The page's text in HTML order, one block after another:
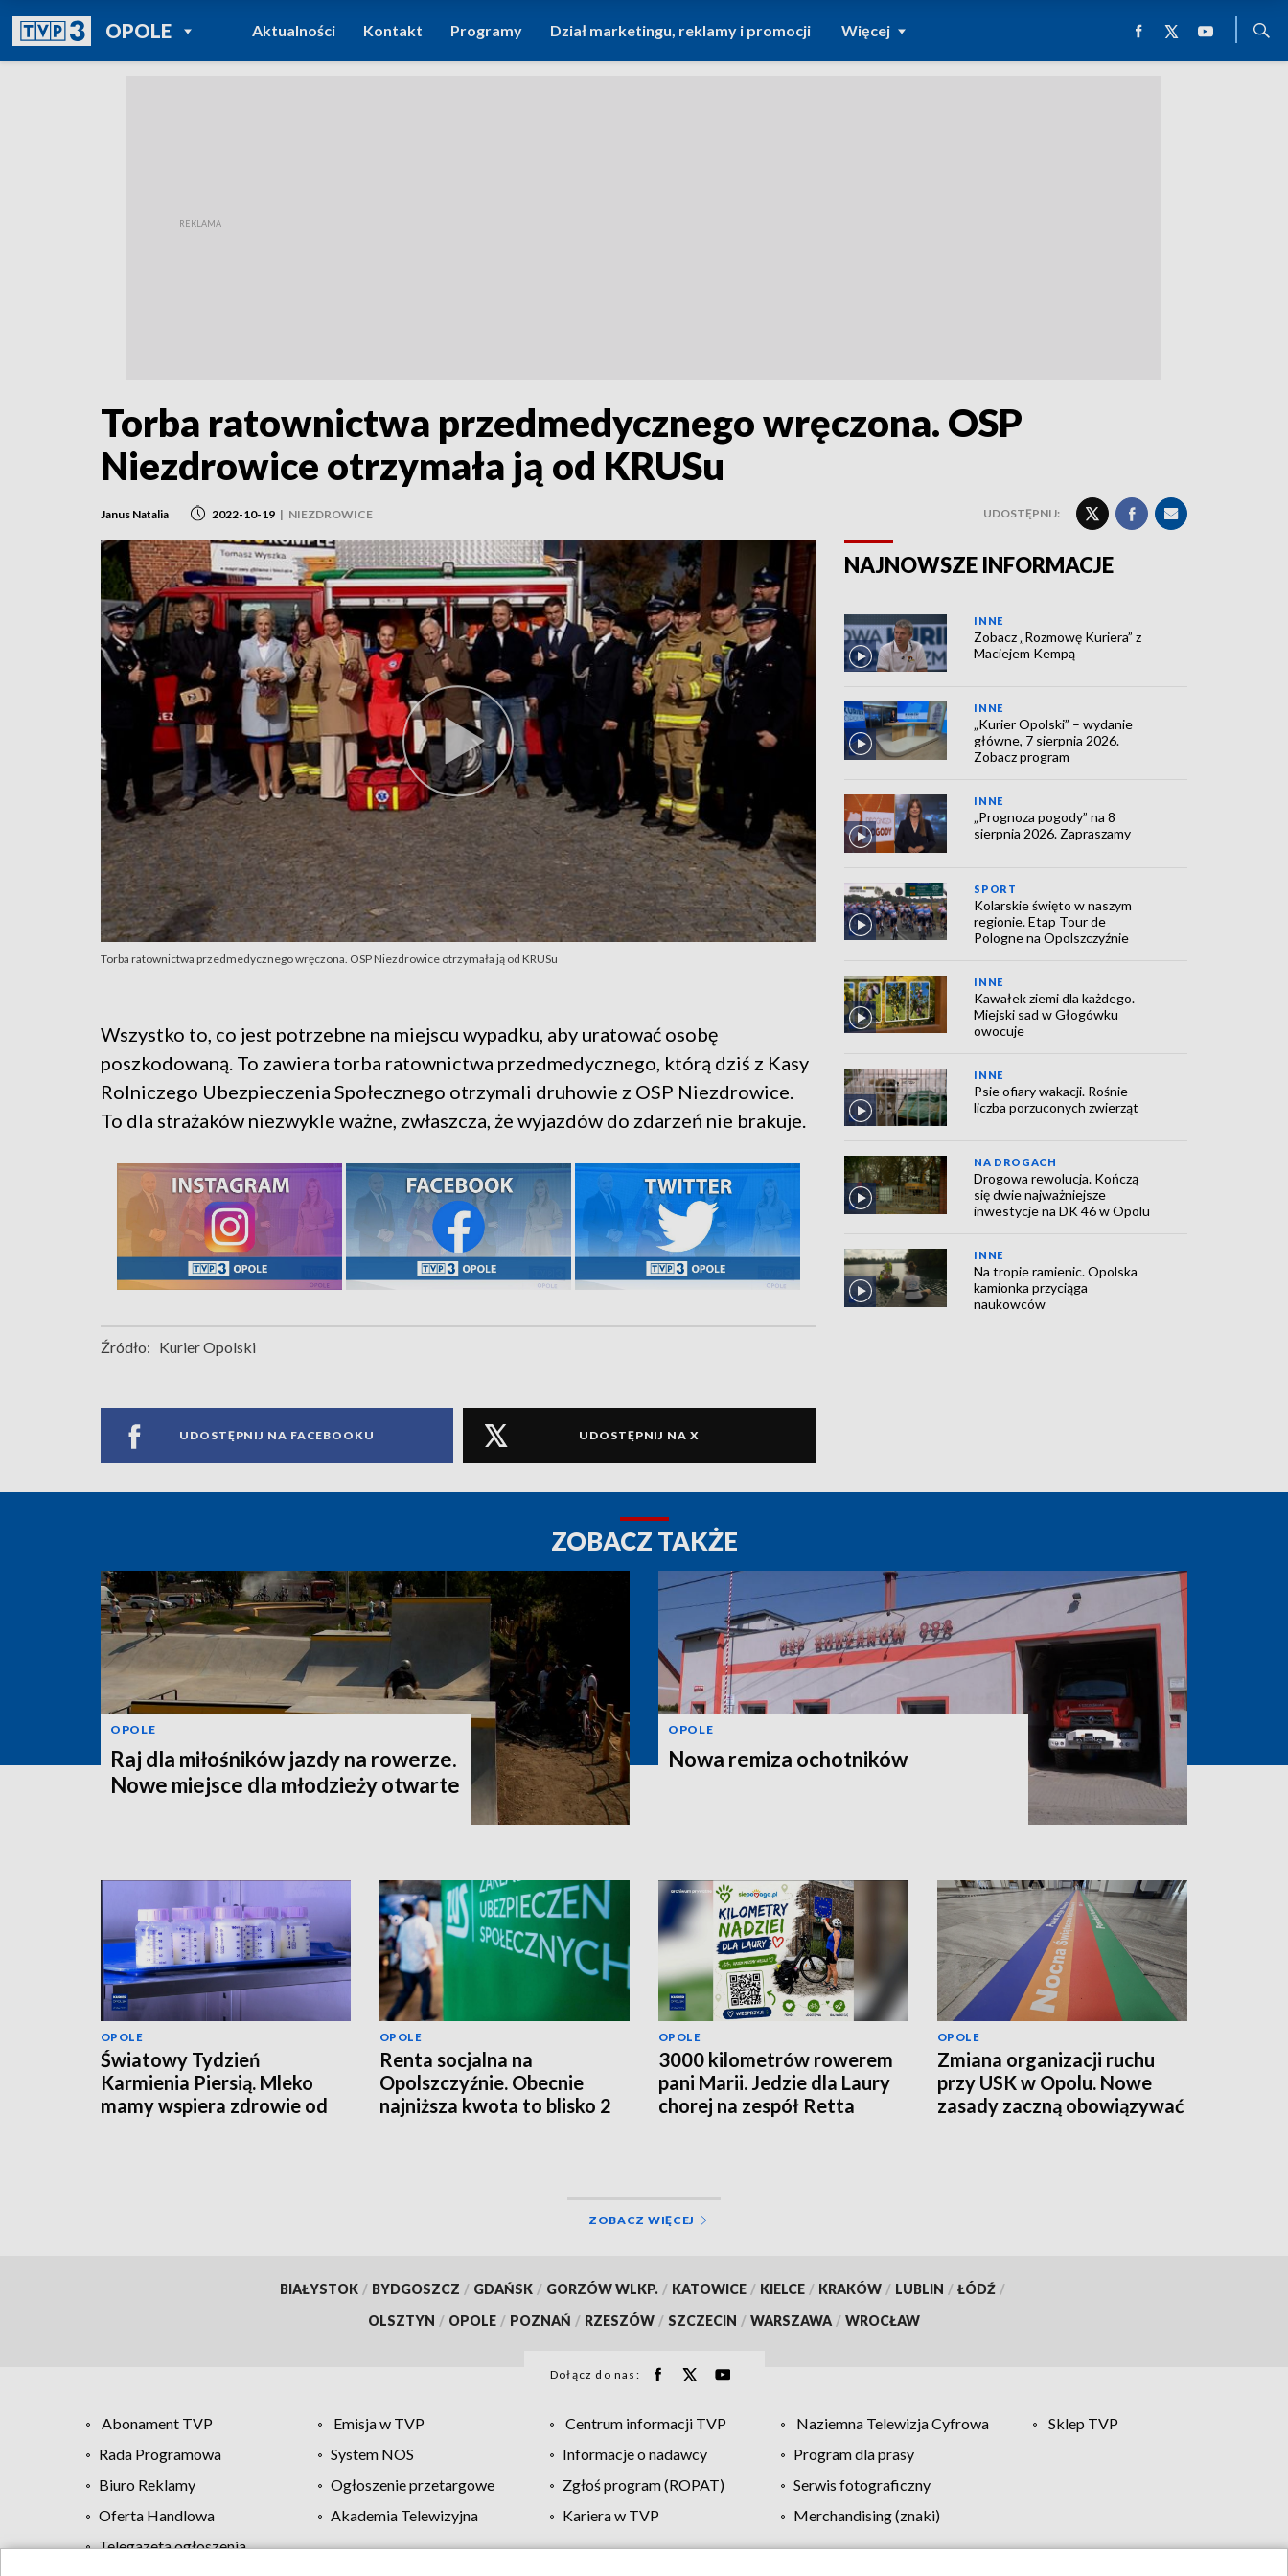
OPOLEPOWRÓT DO
TVP REGIONY
Aktualności Kontakt Programy Dział marketingu, reklamy i promocji Więcej
Torba ratownictwa przedmedycznego wręczona. OSP
Niezdrowice otrzymała ją od KRUSu
Janus Natalia 2022-10-19 | NIEZDROWICE UDOSTĘPNIJ:
Torba ratownictwa przedmedycznego wręczona. OSP Niezdrowice otrzymała ją od KRUSu
Wszystko to, co jest potrzebne na miejscu wypadku, aby uratować osobę
poszkodowaną. To zawiera torba ratownictwa przedmedycznego, którą dziś z Kasy
Rolniczego Ubezpieczenia Społecznego otrzymali druhowie z OSP Niezdrowice.
To dla strażaków niezwykle ważne, zwłaszcza, że wyjazdów do zdarzeń nie brakuje.
Źródło: Kurier Opolski
UDOSTĘPNIJ NA FACEBOOKU UDOSTĘPNIJ NA X
NAJNOWSZE INFORMACJE
INNE
Zobacz „Rozmowę Kuriera” z
Maciejem Kempą
INNE
„Kurier Opolski” – wydanie
główne, 7 sierpnia 2026.
Zobacz program
INNE
„Prognoza pogody” na 8
sierpnia 2026. Zapraszamy
SPORT
Kolarskie święto w naszym
regionie. Etap Tour de
Pologne na Opolszczyźnie
INNE
Kawałek ziemi dla każdego.
Miejski sad w Głogówku
owocuje
INNE
Psie ofiary wakacji. Rośnie
liczba porzuconych zwierząt
NA DROGACH
Drogowa rewolucja. Kończą
się dwie najważniejsze
inwestycje na DK 46 w Opolu
INNE
Na tropie ramienic. Opolska
kamionka przyciąga
naukowców
ZOBACZ TAKŻE
OPOLE
Raj dla miłośników jazdy na rowerze.
Nowe miejsce dla młodzieży otwarte
OPOLE
Nowa remiza ochotników
OPOLE
Światowy Tydzień
Karmienia Piersią. Mleko
mamy wspiera zdrowie od
OPOLE
Renta socjalna na
Opolszczyźnie. Obecnie
najniższa kwota to blisko 2
OPOLE
3000 kilometrów rowerem
pani Marii. Jedzie dla Laury
chorej na zespół Retta
OPOLE
Zmiana organizacji ruchu
przy USK w Opolu. Nowe
zasady zaczną obowiązywać
ZOBACZ WIĘCEJ
BIAŁYSTOK / BYDGOSZCZ / GDAŃSK / GORZÓW WLKP. / KATOWICE / KIELCE / KRAKÓW / LUBLIN / ŁÓDŹ /
OLSZTYN / OPOLE / POZNAŃ / RZESZÓW / SZCZECIN / WARSZAWA / WROCŁAW
Dołącz do nas:
Abonament TVP Emisja w TVP Centrum informacji TVP Naziemna Telewizja Cyfrowa
Sklep TVP
Rada Programowa
System NOS Informacje o nadawcy
Program dla prasy
Biuro Reklamy
Ogłoszenie przetargowe Zgłoś program (ROPAT)
Serwis fotograficzny
Oferta Handlowa
Akademia Telewizyjna Kariera w TVP
Merchandising (znaki)
Telegazeta ogłoszenia